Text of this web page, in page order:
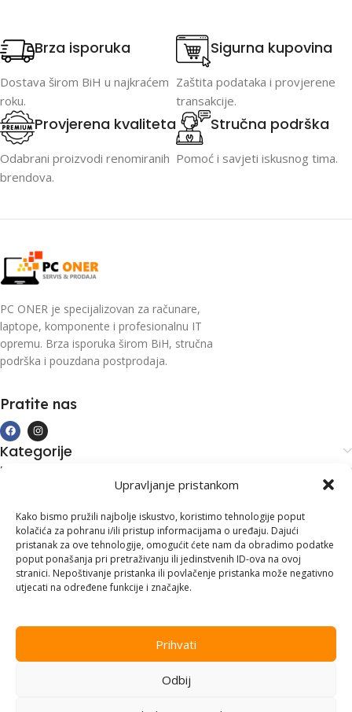
Upravljanje pristankom
Kako bismo pružili najbolje iskustvo, koristimo tehnologije poput
kolačića za pohranu i/ili pristup informacijama o uređaju. Dajući
pristanak za ove tehnologije, omogućit ćete nam da obradimo podatke
poput ponašanja pri pretraživanju ili jedinstvenih ID-ova na ovoj
stranici. Nepoštivanje pristanka ili povlačenje pristanka može negativno
utjecati na određene funkcije i značajke.
Prihvati
Odbij
Brza isporuka
Dostava širom BiH u najkraćem
roku.
Sigurna kupovina
Zaštita podataka i provjerene
transakcije.
Provjerena kvaliteta
Odabrani proizvodi renomiranih
brendova.
Stručna podrška
Pomoć i savjeti iskusnog tima.
PC ONER je specijalizovan za računare,
laptope, komponente i profesionalnu IT
opremu. Brza isporuka širom BiH, stručna
podrška i pouzdana postprodaja.
Pratite nas
Kategorije
Kupovina i podrška
Kontakt informacije
Branilaca Bosne, 75 300 Lukavac
+387 35 555 999
info@pconer.ba